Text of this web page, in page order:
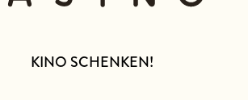
KINO SCHENKEN!